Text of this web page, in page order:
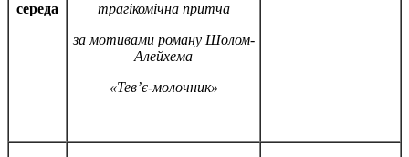
cереда
трагікомічна притча
за мотивами роману Шолом-
Алейхема
«Тев’є-молочник»